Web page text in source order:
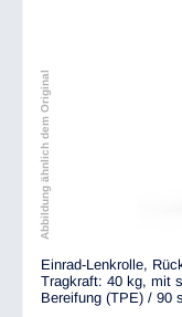
Abbildung ähnlich dem Original
Einrad-Lenkrolle,
Tragkraft: 40 kg, mit
Bereifung (TPE) / 90